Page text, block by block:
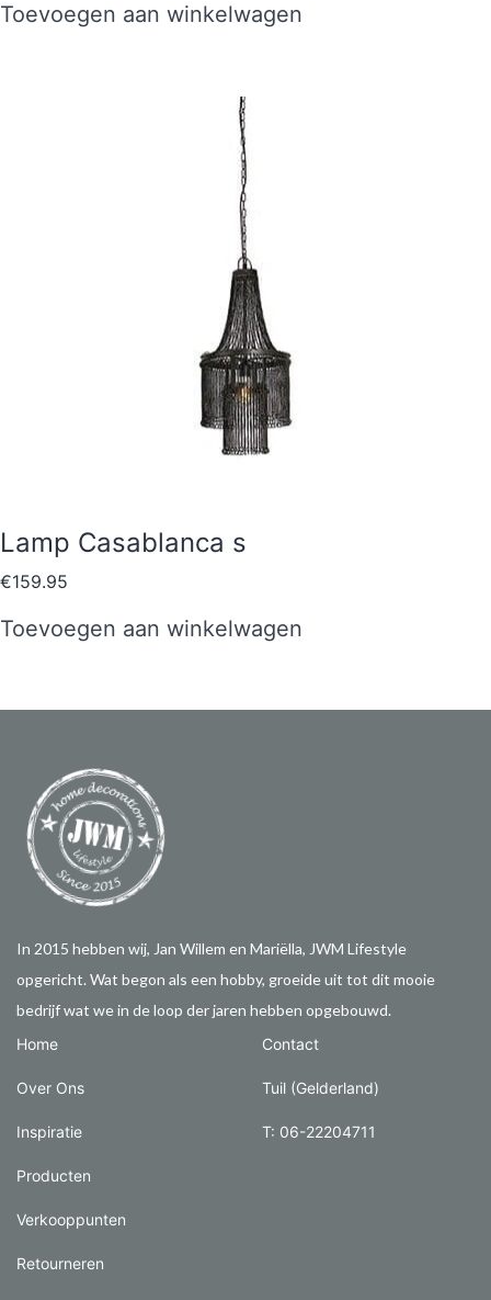
Toevoegen aan winkelwagen
Lamp Casablanca s
€159.95
Toevoegen aan winkelwagen
In 2015 hebben wij, Jan Willem en Mariëlla, JWM Lifestyle
opgericht. Wat begon als een hobby, groeide uit tot dit mooie
bedrijf wat we in de loop der jaren hebben opgebouwd.
Home
Over Ons
Inspiratie
Producten
Verkooppunten
Retourneren
Contact
Tuil (Gelderland)
T: 06-22204711